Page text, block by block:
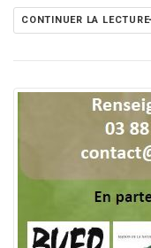
CONTINUER LA LECTURE